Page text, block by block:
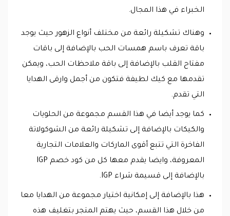
الخبراء في هذا المجال.
وهناك تشكيلة رائعة من مختلف أنواع الزهور حيث يوجد
باقة تعرف باسم همسات الحب بالإضافة إلى باقات
مفتاح القلب بالإضافة إلى باقة ملاحظات الحب، ويمكن
تقدمها مع كيك لطيفة فتكون من أجمل وارقى الهدايا
التي تقدم.
كما يوجد أيضا في هذا القسم مجموعة من الحلويات
والكيكات بالإضافة إلى تشكيلة رائعة من الشوكولاتة
الفاخرة التي تتبع أقوى الماركات والعلامات التجارية
المعروفة، وايضا يقدم معها كل من كود خصم IGP
بالإضافة إلى قسيمة شراء IGP.
هذا بالإضافة إلى إمكانية اختيار مجموعة من الهدايا معا
من خلال هذا القسم، حيث يهتم المتجر بتغليف هذه